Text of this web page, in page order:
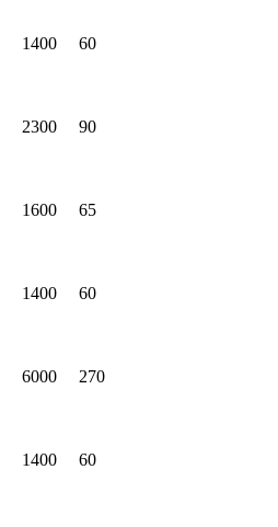
1400 60
2300 90
1600 65
1400 60
6000 270
1400 60